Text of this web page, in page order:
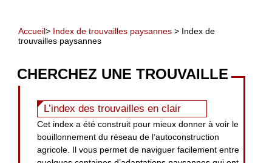
Accueil> Index de trouvailles paysannes > Index de
trouvailles paysannes
CHERCHEZ UNE TROUVAILLE
L’index des trouvailles en clair
Cet index a été construit pour mieux donner à voir le
bouillonnement du réseau de l’autoconstruction
agricole. Il vous permet de naviguer facilement entre